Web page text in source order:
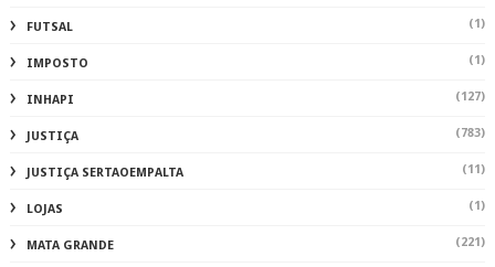
FUTSAL (1)
IMPOSTO (1)
INHAPI (127)
JUSTIÇA (783)
JUSTIÇA SERTAOEMPALTA (11)
LOJAS (1)
MATA GRANDE (221)